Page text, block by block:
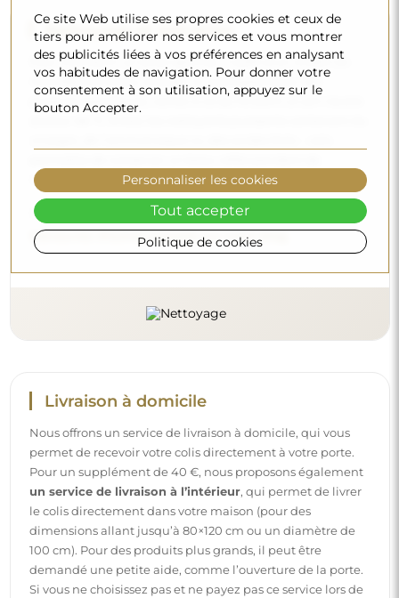
Nettoyage et entretien
Pour maintenir un éclat optimal, il suffit d’un chiffon en
microfibre et d’eau chaude. Si vous optez pour des
produits spécifiques, veillez à ce qu’ils aient un pH neutre
nombreuses années.
Voulez-vous en savoir plus ?
Découvrez d’autres conseils sur notre blog.
Livraison à domicile
Nous offrons un service de livraison à domicile, qui vous
permet de recevoir votre colis directement à votre porte.
Pour un supplément de 40 €, nous proposons également
un service de livraison à l’intérieur, qui permet de livrer
le colis directement dans votre maison (pour des
dimensions allant jusqu’à 80×120 cm ou un diamètre de
100 cm). Pour des produits plus grands, il peut être
demandé une petite aide, comme l’ouverture de la porte.
Si vous ne choisissez pas et ne payez pas ce service lors de
Ce site Web utilise ses propres cookies et ceux de
tiers pour améliorer nos services et vous montrer
des publicités liées à vos préférences en analysant
vos habitudes de navigation. Pour donner votre
consentement à son utilisation, appuyez sur le
bouton Accepter.
Politique de cookies
Personnaliser les cookies
Tout accepter